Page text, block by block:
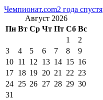
Чемпионат.com2 года спустя
Август 2026
Пн Вт Ср Чт Пт Сб Вс
1
2
3
4 5 6 7 8
9
10 11 12 13 14 15 16
17 18 19 20 21 22 23
24 25 26 27 28 29 30
31